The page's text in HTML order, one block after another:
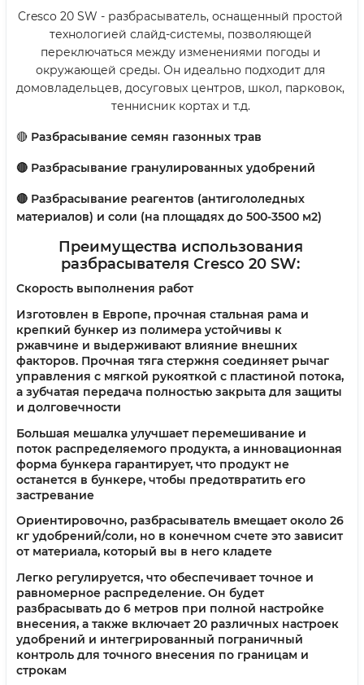
Cresco 20 SW - разбрасыватель, оснащенный простой
технологией слайд-системы, позволяющей
переключаться между изменениями погоды и
окружающей среды. Он идеально подходит для
домовладельцев, досуговых центров, школ, парковок,
теннисник кортах и т.д.
🔴 Разбрасывание семян газонных трав
🔴 Разбрасывание гранулированных удобрений
🔴 Разбрасывание реагентов (антигололедных
материалов) и соли (на площадях до 500-3500 м2)
Преимущества использования
разбрасывателя Cresco 20 SW:
Скорость выполнения работ
Изготовлен в Европе, прочная стальная рама и
крепкий бункер из полимера устойчивы к
ржавчине и выдерживают влияние внешних
факторов. Прочная тяга стержня соединяет рычаг
управления с мягкой рукояткой с пластиной потока,
а зубчатая передача полностью закрыта для защиты
и долговечности
Большая мешалка улучшает перемешивание и
поток распределяемого продукта, а инновационная
форма бункера гарантирует, что продукт не
останется в бункере, чтобы предотвратить его
застревание
Ориентировочно, разбрасыватель вмещает около 26
кг удобрений/соли, но в конечном счете это зависит
от материала, который вы в него кладете
Легко регулируется, что обеспечивает точное и
равномерное распределение. Он будет
разбрасывать до 6 метров при полной настройке
внесения, а также включает 20 различных настроек
удобрений и интегрированный пограничный
контроль для точного внесения по границам и
строкам